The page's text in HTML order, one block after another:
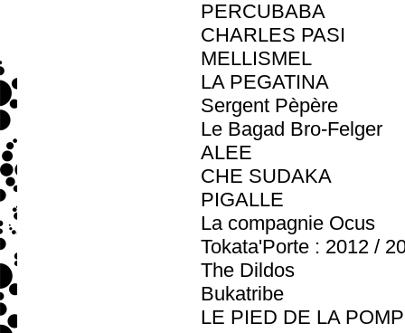
PERCUBABA
CHARLES PASI
MELLISMEL
LA PEGATINA
Sergent Pèpère
Le Bagad Bro-Felger
ALEE
CHE SUDAKA
PIGALLE
La compagnie Ocus
Tokata'Porte : 2012 /
The Dildos
Bukatribe
LE PIED DE LA